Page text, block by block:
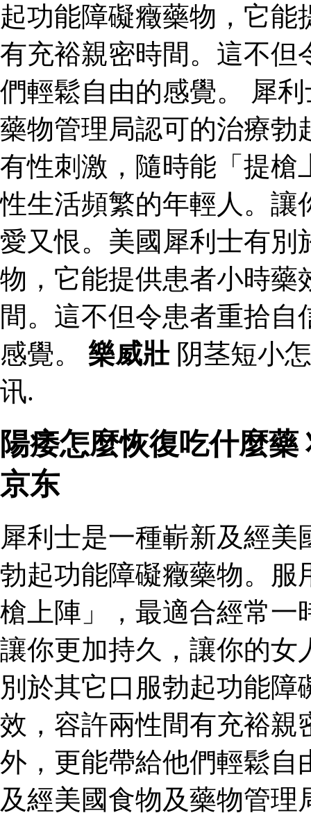
起功能障礙癥藥物，它
有充裕親密時間。這不但
們輕鬆自由的感覺。 犀
藥物管理局認可的治療勃
有性刺激，隨時能「提槍
性生活頻繁的年輕人。讓
愛又恨。美國犀利士有別
物，它能提供患者小時藥
間。這不但令患者重拾
感覺。 樂威壯阴茎短小
讯.
陽痿怎麼恢復吃什麼
京东
犀利士是一種嶄新及經
勃起功能障礙癥藥物。服
槍上陣」，最適合經常一
讓你更加持久，讓你的女
別於其它口服勃起功能
效，容許兩性間有充裕親
外，更能帶給他們輕鬆自
及經美國食物及藥物管